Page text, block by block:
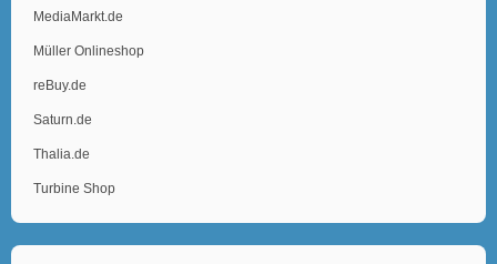
MediaMarkt.de
Müller Onlineshop
reBuy.de
Saturn.de
Thalia.de
Turbine Shop